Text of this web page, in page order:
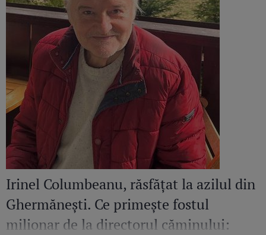
Irinel Columbeanu, răsfățat la azilul din
Ghermănești. Ce primește fostul
milionar de la directorul căminului: